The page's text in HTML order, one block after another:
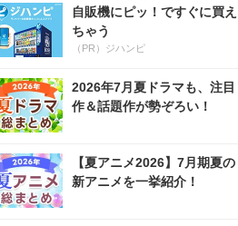
自販機にピッ！ですぐに買え
ちゃう
（PR）ジハンピ
2026年7月夏ドラマも、注目
作＆話題作が勢ぞろい！
【夏アニメ2026】7月期夏の
新アニメを一挙紹介！